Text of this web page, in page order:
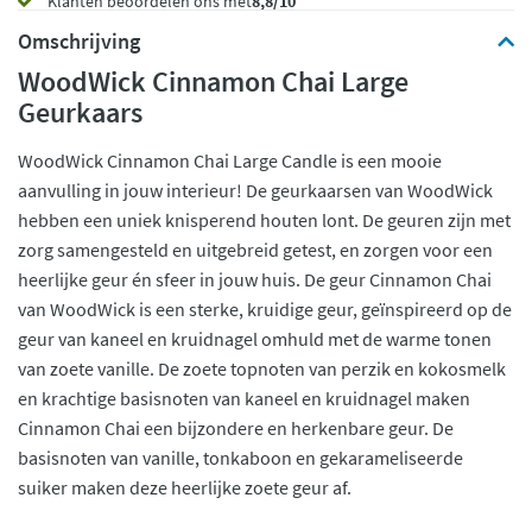
Omschrijving
WoodWick Cinnamon Chai Large
Geurkaars
WoodWick Cinnamon Chai Large Candle is een mooie
aanvulling in jouw interieur! De geurkaarsen van WoodWick
hebben een uniek knisperend houten lont. De geuren zijn met
zorg samengesteld en uitgebreid getest, en zorgen voor een
heerlijke geur én sfeer in jouw huis. De geur Cinnamon Chai
van WoodWick is een sterke, kruidige geur, geïnspireerd op de
geur van kaneel en kruidnagel omhuld met de warme tonen
van zoete vanille. De zoete topnoten van perzik en kokosmelk
en krachtige basisnoten van kaneel en kruidnagel maken
Cinnamon Chai een bijzondere en herkenbare geur. De
basisnoten van vanille, tonkaboon en gekarameliseerde
suiker maken deze heerlijke zoete geur af.